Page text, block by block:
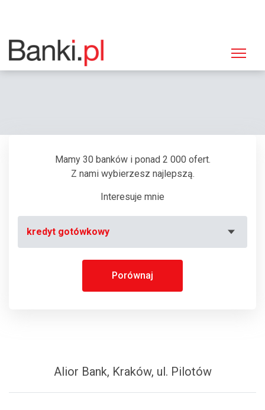
Strona główna Banki Oddział Alior Bank, Kraków, ul. Pilotów 2
Mamy 30 banków i ponad 2 000 ofert.
Z nami wybierzesz najlepszą.
Interesuje mnie
kredyt gotówkowy
Porównaj
Alior Bank, Kraków, ul. Pilotów